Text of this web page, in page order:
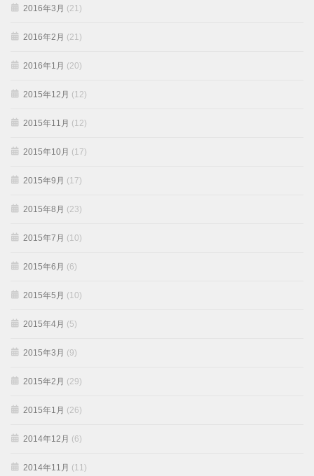
2016年3月 (21)
2016年2月 (21)
2016年1月 (20)
2015年12月 (12)
2015年11月 (12)
2015年10月 (17)
2015年9月 (17)
2015年8月 (23)
2015年7月 (10)
2015年6月 (6)
2015年5月 (10)
2015年4月 (5)
2015年3月 (9)
2015年2月 (29)
2015年1月 (26)
2014年12月 (6)
2014年11月 (11)